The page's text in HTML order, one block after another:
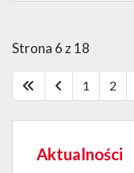
Strona 6 z 18
1 2
Aktualności